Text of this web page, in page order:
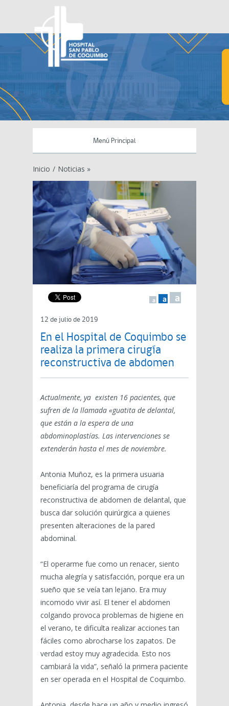
Menú Principal
Inicio / Noticias »
a a a
12 de julio de 2019
En el Hospital de Coquimbo se
realiza la primera cirugía
reconstructiva de abdomen
Actualmente, ya existen 16 pacientes, que
sufren de la llamada «guatita de delantal,
que están a la espera de una
abdominoplastías. Las intervenciones se
extenderán hasta el mes de noviembre.
Antonia Muñoz, es la primera usuaria
beneficiaría del programa de cirugía
reconstructiva de abdomen de delantal, que
busca dar solución quirúrgica a quienes
presenten alteraciones de la pared
abdominal.
“El operarme fue como un renacer, siento
mucha alegría y satisfacción, porque era un
sueño que se veía tan lejano. Era muy
incomodo vivir así. El tener el abdomen
colgando provoca problemas de higiene en
el verano, te dificulta realizar acciones tan
fáciles como abrocharse los zapatos. De
verdad estoy muy agradecida. Esto nos
cambiará la vida”, señaló la primera paciente
en ser operada en el Hospital de Coquimbo.